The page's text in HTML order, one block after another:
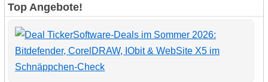
Top Angebote!
Software-Deals im Sommer 2026:
Bitdefender, CorelDRAW, IObit & WebSite X5 im
Schnäppchen-Check